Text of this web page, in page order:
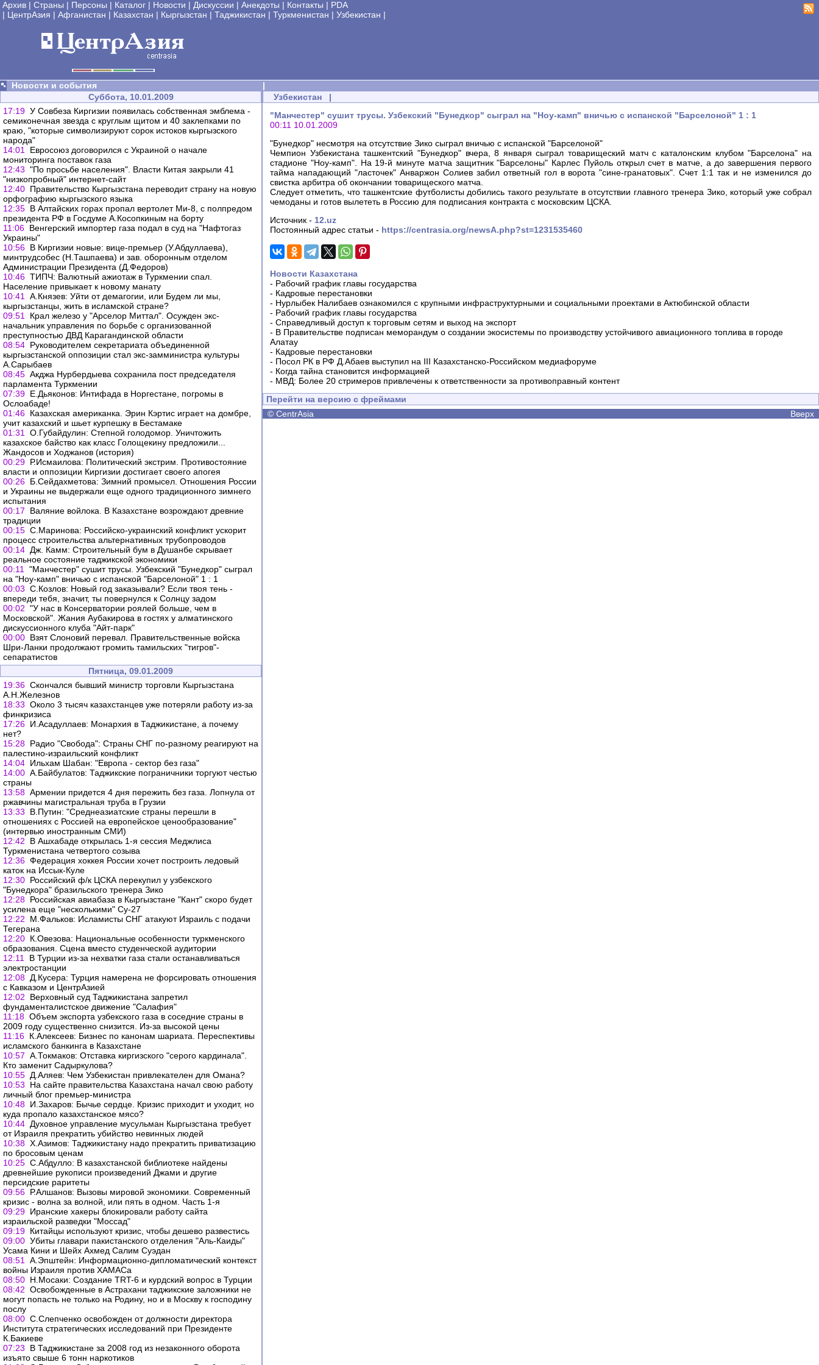
Архив | Страны | Персоны | Каталог | Новости | Дискуссии | Анекдоты | Контакты | PDA
| ЦентрАзия | Афганистан | Казахстан | Кыргызстан | Таджикистан | Туркменистан | Узбекистан |
Новости и события
|
Суббота, 10.01.2009
17:19 У Совбеза Киргизии появилась собственная эмблема -
семиконечная звезда с круглым щитом и 40 заклепками по
краю, "которые символизируют сорок истоков кыргызского
народа"
14:01
Евросоюз договорился с Украиной о начале
мониторинга поставок газа
12:43 "По просьбе населения". Власти Китая закрыли 41
"низкопробный" интернет-сайт
12:40 Правительство Кыргызстана переводит страну на новую
орфографию кыргызского языка
12:35 В Алтайских горах пропал вертолет Ми-8, с полпредом
президента РФ в Госдуме А.Косопкиным на борту
11:06 Венгерский импортер газа подал в суд на "Нафтогаз
Украины"
10:56 В Киргизии новые: вице-премьер (У.Абдуллаева),
минтрудсобес (Н.Ташпаева) и зав. оборонным отделом
Администрации Президента (Д.Федоров)
10:46 ТИПЧ: Валютный ажиотаж в Туркмении спал.
Население привыкает к новому манату
10:41
А.Князев: Уйти от демагогии, или Будем ли мы,
кыргызстанцы, жить в исламской стране?
09:51
Крал железо у "Арселор Миттал". Осужден экс-
начальник управления по борьбе с организованной
преступностью ДВД Карагандинской области
08:54 Руководителем секретариата объединенной
кыргызстанской оппозиции стал экс-замминистра культуры
А.Сарыбаев
08:45 Акджа Нурбердыева сохранила пост председателя
парламента Туркмении
07:39 Е.Дьяконов: Интифада в Норгестане, погромы в
Ослоабаде!
01:46 Казахская американка. Эрин Кэртис играет на домбре,
учит казахский и шьет курпешку в Бестамаке
01:31
О.Губайдулин: Степной голодомор. Уничтожить
казахское байство как класс Голощекину предложили...
Жандосов и Ходжанов (история)
00:29 Р.Исмаилова: Политический экстрим. Противостояние
власти и оппозиции Киргизии достигает своего апогея
00:26 Б.Сейдахметова: Зимний промысел. Отношения России
и Украины не выдержали еще одного традиционного зимнего
испытания
00:17
Валяние войлока. В Казахстане возрождают древние
традиции
00:15 С.Маринова: Российско-украинский конфликт ускорит
процесс строительства альтернативных трубопроводов
00:14 Дж. Камм: Строительный бум в Душанбе скрывает
реальное состояние таджикской экономики
00:11
"Манчестер" сушит трусы. Узбекский "Бунедкор" сыграл
на "Ноу-камп" вничью с испанской "Барселоной" 1 : 1
00:03 С.Козлов: Новый год заказывали? Если твоя тень -
впереди тебя, значит, ты повернулся к Солнцу задом
00:02 "У нас в Консерватории роялей больше, чем в
Московской". Жания Аубакирова в гостях у алматинского
дискуссионного клуба "Айт-парк"
00:00 Взят Слоновий перевал. Правительственные войска
Шри-Ланки продолжают громить тамильских "тигров"-
сепаратистов
Пятница, 09.01.2009
19:36 Скончался бывший министр торговли Кыргызстана
А.Н.Железнов
18:33 Около 3 тысяч казахстанцев уже потеряли работу из-за
финкризиса
17:26 И.Асадуллаев: Монархия в Таджикистане, а почему
нет?
15:28 Радио "Свобода": Страны СНГ по-разному реагируют на
палестино-израильский конфликт
14:04 Ильхам Шабан: "Европа - сектор без газа"
14:00 А.Байбулатов: Таджикские пограничники торгуют честью
страны
13:58 Армении придется 4 дня пережить без газа. Лопнула от
ржавчины магистральная труба в Грузии
13:33
В.Путин: "Среднеазиатские страны перешли в
отношениях с Россией на европейское ценообразование"
(интервью иностранным СМИ)
12:42
В Ашхабаде открылась 1-я сессия Меджлиса
Туркменистана четвертого созыва
12:36 Федерация хоккея России хочет построить ледовый
каток на Иссык-Куле
12:30 Российский ф/к ЦСКА перекупил у узбекского
"Бунедкора" бразильского тренера Зико
12:28 Российская авиабаза в Кыргызстане "Кант" скоро будет
усилена еще "несколькими" Су-27
12:22
М.Фальков: Исламисты СНГ атакуют Израиль с подачи
Тегерана
12:20 К.Овезова: Национальные особенности туркменского
образования. Сцена вместо студенческой аудитории
12:11
В Турции из-за нехватки газа стали останавливаться
электростанции
12:08 Д.Кусера: Турция намерена не форсировать отношения
с Кавказом и ЦентрАзией
12:02
Верховный суд Таджикистана запретил
фундаменталистское движение "Салафия"
11:18 Объем экспорта узбекского газа в соседние страны в
2009 году существенно снизится. Из-за высокой цены
11:16 К.Алексеев: Бизнес по канонам шариата. Переспективы
исламского банкинга в Казахстане
10:57 А.Токмаков: Отставка киргизского "серого кардинала".
Кто заменит Садыркулова?
10:55 Д.Аляев: Чем Узбекистан привлекателен для Омана?
10:53
На сайте правительства Казахстана начал свою работу
личный блог премьер-министра
10:48 И.Захаров: Бычье сердце. Кризис приходит и уходит, но
куда пропало казахстанское мясо?
10:44 Духовное управление мусульман Кыргызстана требует
от Израиля прекратить убийство невинных людей
10:38 Х.Азимов: Таджикистану надо прекратить приватизацию
по бросовым ценам
10:25 С.Абдулло: В казахстанской библиотеке найдены
древнейшие рукописи произведений Джами и другие
персидские раритеты
09:56 Р.Алшанов: Вызовы мировой экономики. Современный
кризис - волна за волной, или пять в одном. Часть 1-я
09:29 Иранские хакеры блокировали работу сайта
израильской разведки "Моссад"
09:19 Китайцы используют кризис, чтобы дешево развестись
09:00 Убиты главари пакистанского отделения "Аль-Каиды"
Усама Кини и Шейх Ахмед Салим Суэдан
08:51
А.Эпштейн: Информационно-дипломатический контекст
войны Израиля против ХАМАСа
08:50 Н.Мосаки: Создание TRT-6 и курдский вопрос в Турции
08:42 Освобожденные в Астрахани таджикские заложники не
могут попасть не только на Родину, но и в Москву к господину
послу
08:00 С.Слепченко освобожден от должности директора
Института стратегических исследований при Президенте
К.Бакиеве
07:23
В Таджикистане за 2008 год из незаконного оборота
изъято свыше 6 тонн наркотиков
Узбекистан |
"Манчестер" сушит трусы. Узбекский "Бунедкор" сыграл на "Ноу-камп" вничью с испанской "Барселоной" 1 : 1
00:11 10.01.2009
"Бунедкор" несмотря на отсутствие Зико сыграл вничью с испанской "Барселоной"
Чемпион Узбекистана ташкентский "Бунедкор" вчера, 8 января сыграл товарищеский матч с каталонским клубом "Барселона" на
стадионе "Ноу-камп". На 19-й минуте матча защитник "Барселоны" Карлес Пуйоль открыл счет в матче, а до завершения первого
тайма нападающий "ласточек" Анваржон Солиев забил ответный гол в ворота "сине-гранатовых". Счет 1:1 так и не изменился до
свистка арбитра об окончании товарищеского матча.
Следует отметить, что ташкентские футболисты добились такого результате в отсутствии главного тренера Зико, который уже собрал
чемоданы и готов вылететь в Россию для подписания контракта с московским ЦСКА.
Источник - 12.uz
Постоянный адрес статьи - https://centrasia.org/newsA.php?st=1231535460
Новости Казахстана
- Рабочий график главы государства
- Кадровые перестановки
- Нурлыбек Налибаев ознакомился с крупными инфраструктурными и социальными проектами в Актюбинской области
- Рабочий график главы государства
- Справедливый доступ к торговым сетям и выход на экспорт
- В Правительстве подписан меморандум о создании экосистемы по производству устойчивого авиационного топлива в городе
Алатау
- Кадровые перестановки
- Посол РК в РФ Д.Абаев выступил на III Казахстанско-Российском медиафоруме
- Когда тайна становится информацией
- МВД: Более 20 стримеров привлечены к ответственности за противоправный контент
Перейти на версию с фреймами
© CentrAsia Вверх